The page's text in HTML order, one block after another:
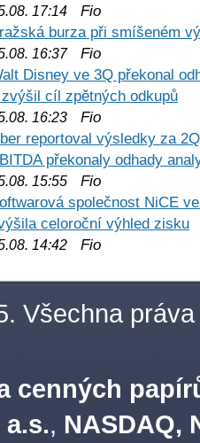
17:14 Fio
burza při smíšeném
16:37Fio
Disney ve 3Q překonal
cíl zpětných odkupů
16:23 Fio
reportoval výsledky za
překonaly odhady
15:55 Fio
společnost NiCE
celoroční výhled zisku
14:42 Fio
Všechna práva
cenných
, NASDAQ,